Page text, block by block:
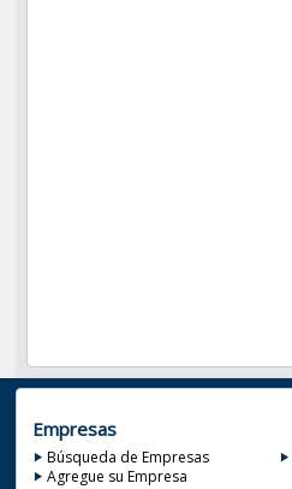
Empresas
Búsqueda de Empresas
Agregue su Empresa